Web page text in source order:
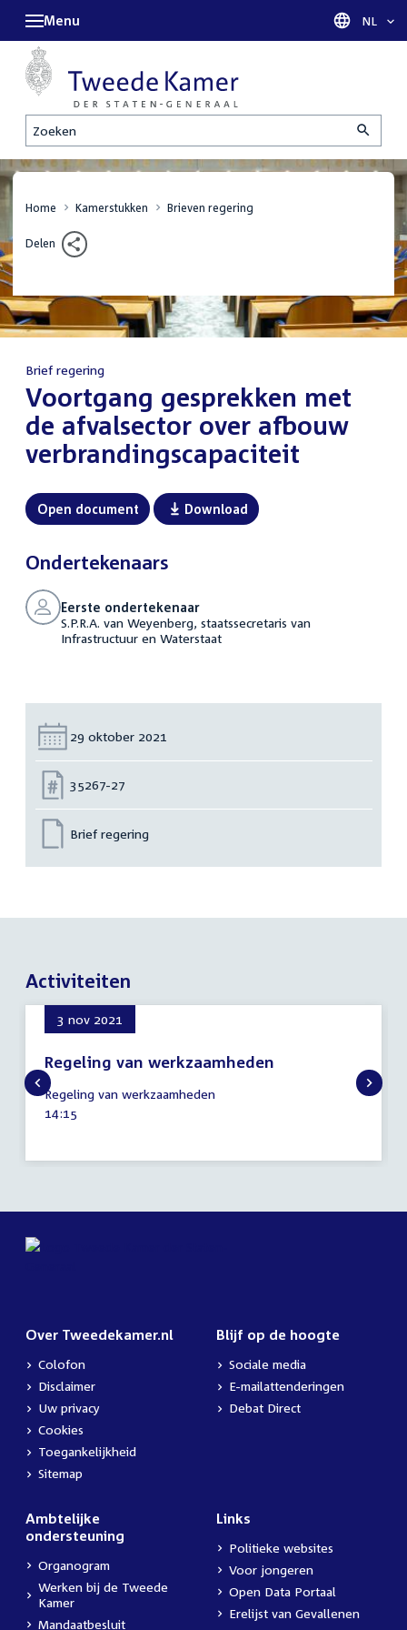
Zoeken
Menu Taal
NL
Home Kamerstukken Brieven regering
Delen
Brief regering
:Voortgang gesprekken met
de afvalsector over afbouw
verbrandingscapaciteit
Open document Download
Ondertekenaars
Eerste ondertekenaar
S.P.R.A. van Weyenberg, staatssecretaris van
Infrastructuur en Waterstaat
Datum:
29 oktober 2021
Nummer:
35267-27
Brief regering
Activiteiten
3 nov 2021
Regeling van werkzaamheden
3
november
2021
Regeling van werkzaamheden
Tijd
14:15
Over Tweedekamer.nl
Colofon
Disclaimer
Uw privacy
Cookies
Toegankelijkheid
Sitemap
Blijf op de hoogte
Sociale media
E-mailattenderingen
Debat Direct
Ambtelijke
ondersteuning
Organogram
Werken bij de Tweede
Kamer
Mandaatbesluit
Links
Politieke websites
Voor jongeren
Open Data Portaal
Erelijst van Gevallenen